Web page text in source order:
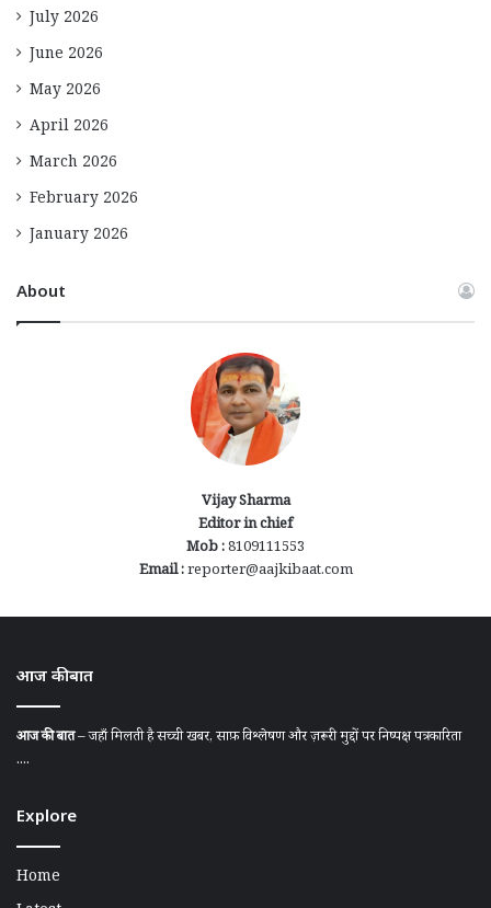
July 2026
June 2026
May 2026
April 2026
March 2026
February 2026
January 2026
About
Vijay Sharma
Editor in chief
Mob :8109111553
Email :reporter@aajkibaat.com
आज की बात
आज की बात– जहाँ मिलती है सच्ची खबर, साफ़ विश्लेषण और ज़रूरी मुद्दों पर निष्पक्ष पत्रकारिता
....
Explore
Home